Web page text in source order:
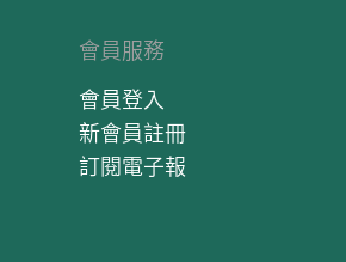
會員服務
會員登入
新會員註冊
訂閱電子報